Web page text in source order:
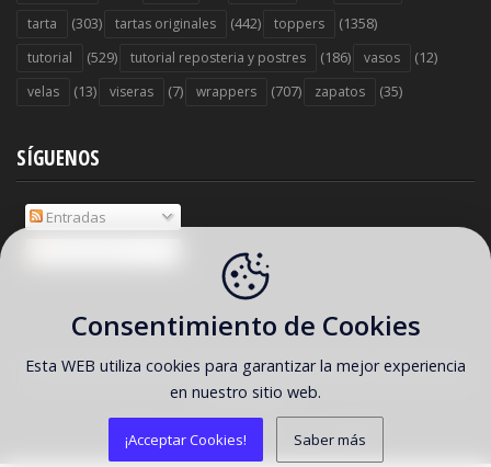
tarta (303) tartas originales (442) toppers (1358)
tutorial (529) tutorial reposteria y postres (186) vasos (12)
velas (13) viseras (7) wrappers (707) zapatos (35)
SÍGUENOS
Entradas
COPYRIGHT ©2026 Ideas y material gratis para fiestas y celebraciones
Oh My Fiesta!
Home
FAQ Contact
Consentimiento de Cookies
Esta WEB utiliza cookies para garantizar la mejor experiencia
en nuestro sitio web.
¡Acceptar Cookies! Saber más